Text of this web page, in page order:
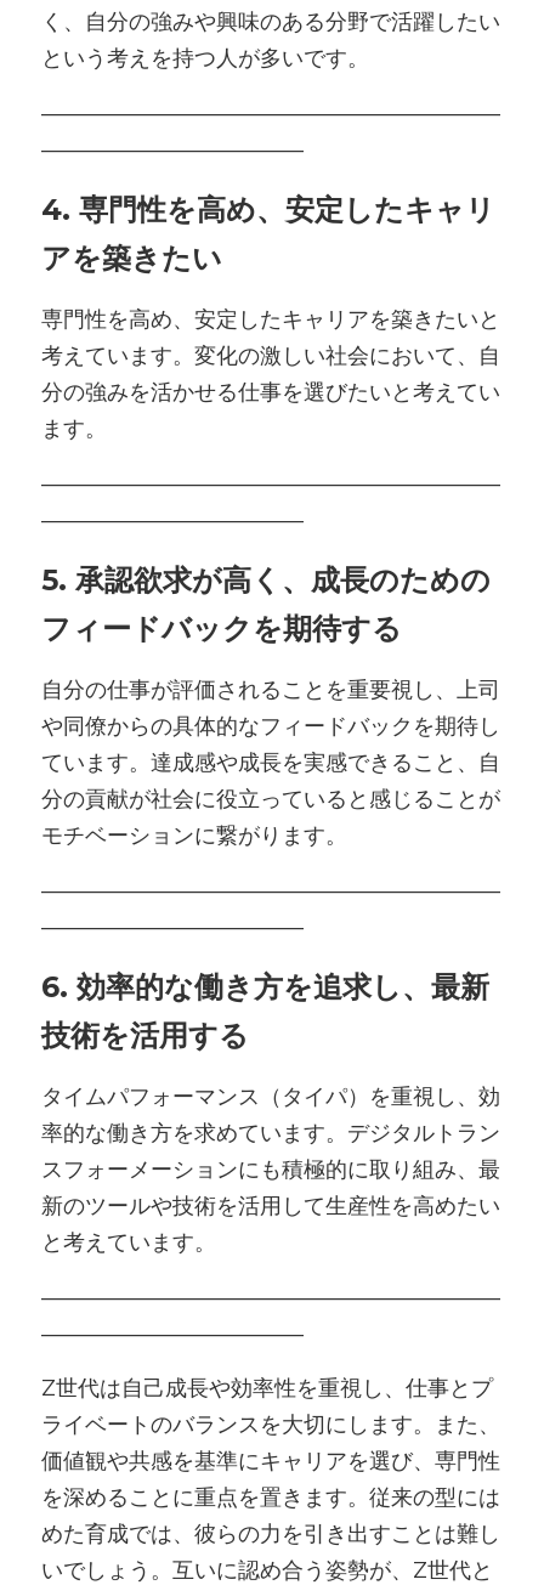
く、自分の強みや興味のある分野で活躍したい
という考えを持つ人が多いです。
―――――――――――――――――――――
――――――――――――
4. 専門性を高め、安定したキャリ
アを築きたい
専門性を高め、安定したキャリアを築きたいと
考えています。変化の激しい社会において、自
分の強みを活かせる仕事を選びたいと考えてい
ます。
―――――――――――――――――――――
――――――――――――
5. 承認欲求が高く、成長のための
フィードバックを期待する
自分の仕事が評価されることを重要視し、上司
や同僚からの具体的なフィードバックを期待し
ています。達成感や成長を実感できること、自
分の貢献が社会に役立っていると感じることが
モチベーションに繋がります。
―――――――――――――――――――――
――――――――――――
6. 効率的な働き方を追求し、最新
技術を活用する
タイムパフォーマンス（タイパ）を重視し、効
率的な働き方を求めています。デジタルトラン
スフォーメーションにも積極的に取り組み、最
新のツールや技術を活用して生産性を高めたい
と考えています。
―――――――――――――――――――――
――――――――――――
Z世代は自己成長や効率性を重視し、仕事とプ
ライベートのバランスを大切にします。また、
価値観や共感を基準にキャリアを選び、専門性
を深めることに重点を置きます。従来の型には
めた育成では、彼らの力を引き出すことは難し
いでしょう。互いに認め合う姿勢が、Z世代と